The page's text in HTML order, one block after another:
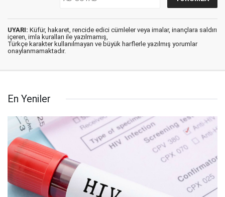
UYARI: Küfür, hakaret, rencide edici cümleler veya imalar, inançlara saldırı
içeren, imla kuralları ile yazılmamış,
Türkçe karakter kullanılmayan ve büyük harflerle yazılmış yorumlar
onaylanmamaktadır.
En Yeniler